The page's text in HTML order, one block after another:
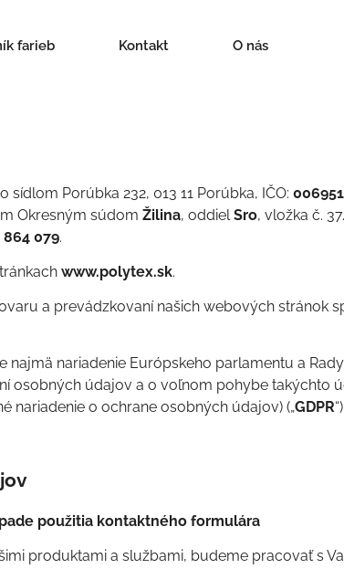
farieb Kontakt O nás
sídlom Porúbka 232, 013 11 Porúbka, IČO:
Okresným súdom Žilina, oddielSro, vložka č.
864 079.
www.polytex.sk.
a prevádzkovaní našich webových stránok
nariadenie Európskeho parlamentu a Rady
osobných údajov a o voľnom pohybe takýchto
nariadenie o ochrane osobných údajov) („GDPR“).
použitia kontaktného formulára
produktami a službami, budeme pracovať s